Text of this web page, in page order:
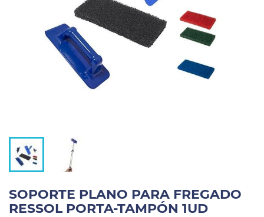
SOPORTE PLANO PARA FREGADO
RESSOL PORTA-TAMPÓN 1UD